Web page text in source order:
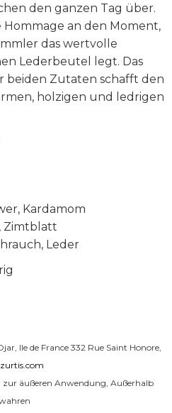
den ganzen Tag über.
Hommage an den Moment,
das wertvolle
Lederbeutel legt. Das
beiden Zutaten schafft den
holzigen und ledrigen
Kardamom
Zimtblatt
Leder
Ile de France 332 Rue Saint Honore,
äußeren Anwendung, Außerhalb